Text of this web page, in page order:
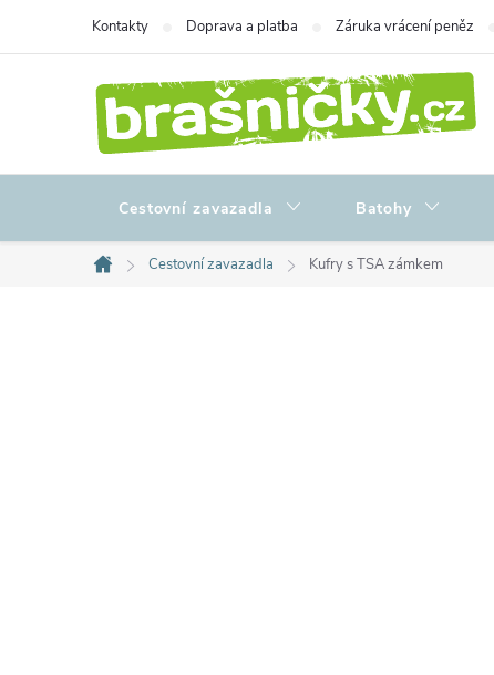
Kontakty Doprava a platba Záruka vrácení peněz
Cestovní zavazadla Batohy
Domů
Cestovní zavazadla Kufry s TSA zámkem